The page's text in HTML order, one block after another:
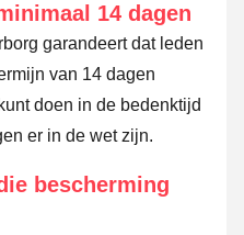
14 dagen
garandeert dat leden
van 14 dagen
doen in de bedenktijd
er in de wet zijn.
bescherming